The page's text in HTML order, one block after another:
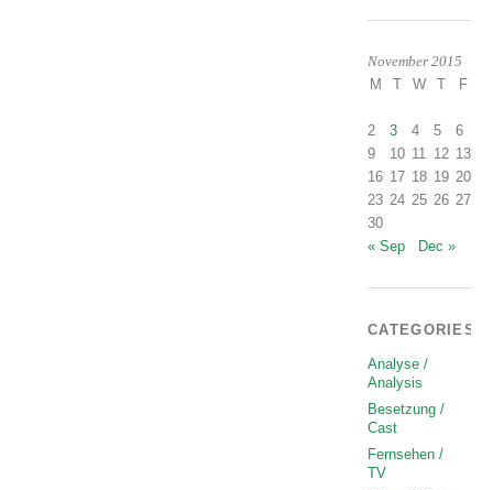
November 2015
M T W T F
2 3 4 5 6
9
10 11 12 13
16 17 18 19 20
23 24 25 26 27
30
« Sep
Dec »
CATEGORIES
Analyse /
Analysis
Besetzung /
Cast
Fernsehen /
TV